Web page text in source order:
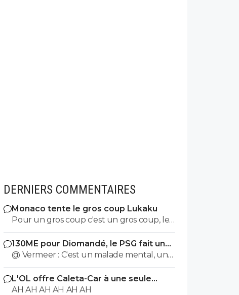
DERNIERS COMMENTAIRES
Monaco tente le gros coup Lukaku
Pour un gros coup c'est un gros coup, le
mec c'est un Sumotori !
130ME pour Diomandé, le PSG fait une
nouvelle offre
@ Vermeer : C'est un malade mental, un
cas très très grave. Beaucoup plus grave
que l'autre porc sur maxi.
L'OL offre Caleta-Car à une seule
condition
AH AH AH AH AH AH